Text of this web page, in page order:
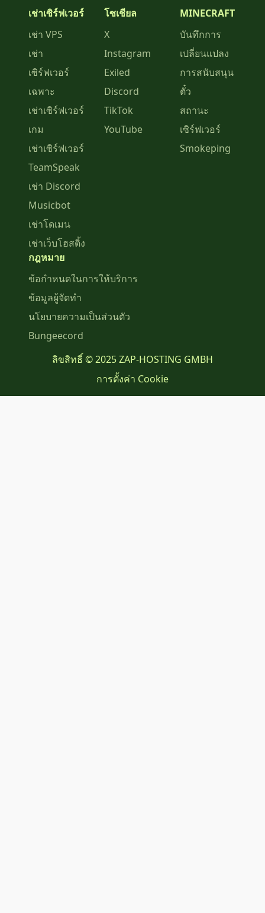
เช่าเซิร์ฟเวอร์
เช่า VPS
เช่า
เซิร์ฟเวอร์
เฉพาะ
เช่าเซิร์ฟเวอร์
เกม
เช่าเซิร์ฟเวอร์
TeamSpeak
เช่า Discord
Musicbot
เช่าโดเมน
เช่าเว็บโฮสติ้ง
โซเชียล
X
Instagram
Exiled
Discord
TikTok
YouTube
MINECRAFT
บันทึกการ
เปลี่ยนแปลง
การสนับสนุน
ตั๋ว
สถานะ
เซิร์ฟเวอร์
Smokeping
กฎหมาย
ข้อกำหนดในการให้บริการ
ข้อมูลผู้จัดทำ
นโยบายความเป็นส่วนตัว
Bungeecord
ลิขสิทธิ์ © 2025 ZAP-HOSTING GMBH
การตั้งค่า Cookie